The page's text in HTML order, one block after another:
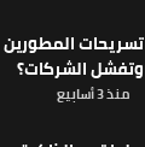
تسريحات المطورين
وتفشل الشركات؟
منذ 3 أسابيع